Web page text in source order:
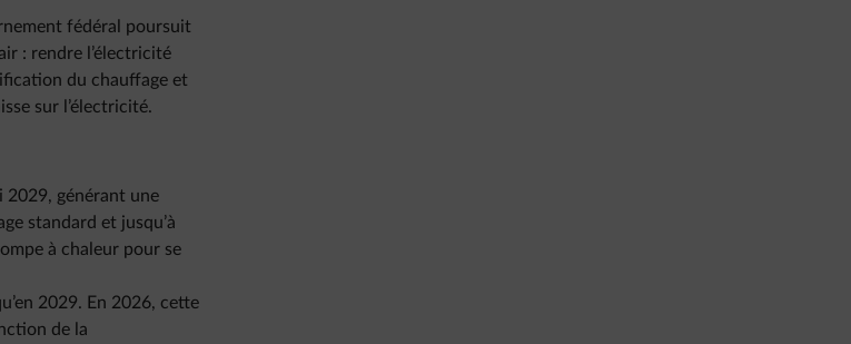
fédéral poursuit
: rendre l’électricité
du chauffage et
sur l’électricité.
2029, générant une
standard et jusqu’à
à chaleur pour se
2029. En 2026, cette
de la